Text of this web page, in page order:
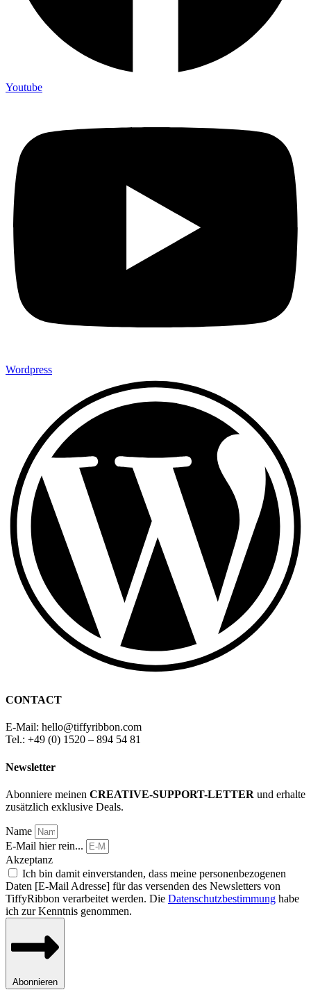
Youtube
Wordpress
CONTACT
E-Mail: hello@tiffyribbon.com
Tel.: +49 (0) 1520 – 894 54 81
Newsletter
Abonniere meinen CREATIVE-SUPPORT-LETTER und erhalte
zusätzlich exklusive Deals.
Name
E-Mail hier rein...
Akzeptanz
Ich bin damit einverstanden, dass meine personenbezogenen
Daten [E-Mail Adresse] für das versenden des Newsletters von
TiffyRibbon verarbeitet werden. Die Datenschutzbestimmung habe
ich zur Kenntnis genommen.
Abonnieren